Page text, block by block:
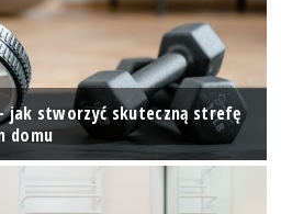
jak stworzyć skuteczną strefę
domu